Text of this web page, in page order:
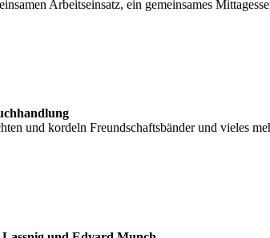
Arbeitseinsatz, ein gemeinsames
und kordeln Freundschaftsbänder und vieles